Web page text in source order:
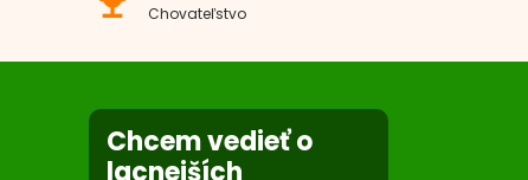
Chovateľstvo
Chcem vedieť o
lacnejších